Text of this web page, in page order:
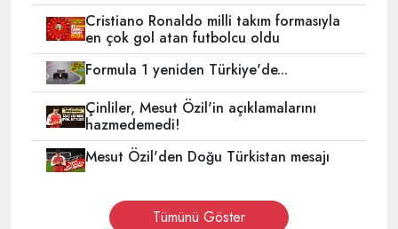
Cristiano Ronaldo milli takım formasıyla
en çok gol atan futbolcu oldu
Formula 1 yeniden Türkiye'de...
Çinliler, Mesut Özil'in açıklamalarını
hazmedemedi!
Mesut Özil'den Doğu Türkistan mesajı
Tümünü Göster